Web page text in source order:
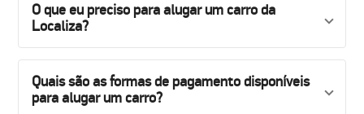
O que eu preciso para alugar um carro da
Localiza?
Quais são as formas de pagamento disponíveis
para alugar um carro?